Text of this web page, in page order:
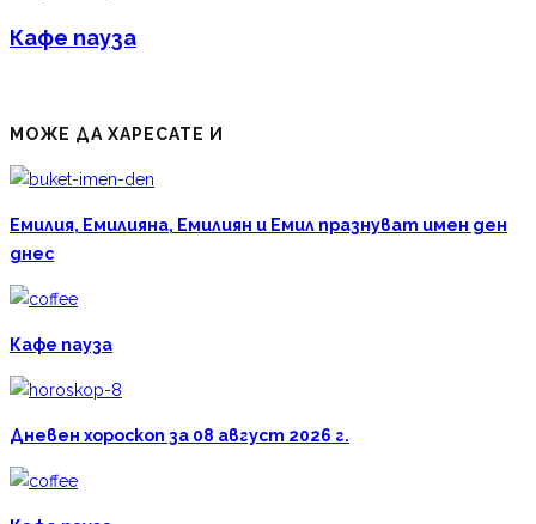
Кафе пауза
МОЖЕ ДА ХАРЕСАТЕ И
Емилия, Емилияна, Емилиян и Емил празнуват имен ден
днес
Кафе пауза
Дневен хороскоп за 08 август 2026 г.